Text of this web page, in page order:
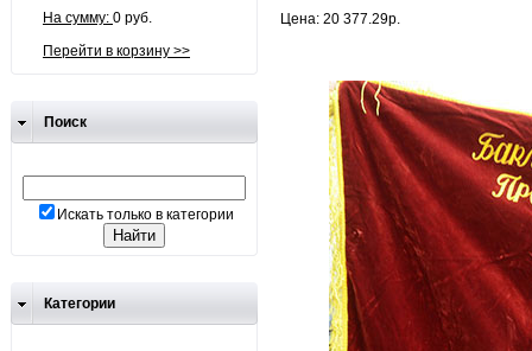
На сумму: 0 руб.
Перейти в корзину >>
Поиск
Искать только в категории
Категории
Цена: 20 377.29р.